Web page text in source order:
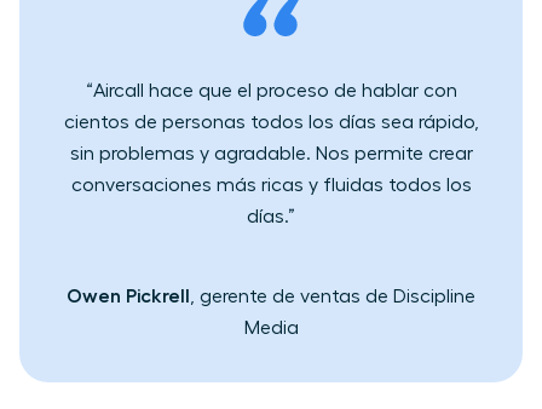
“Aircall hace que el proceso de hablar con
cientos de personas todos los días sea ​rápido​​,
sin problemas y agradable. Nos permite​ crear
conversaciones más ricas y fluidas todos los
días.”
Owen Pickrell
, gerente de ventas de Discipline
Media